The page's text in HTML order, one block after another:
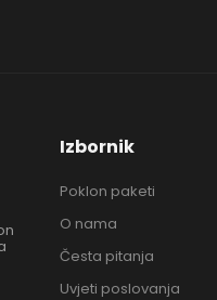
Izbornik
Poklon paketi
O nama
Česta pitanja
Uvjeti poslovanja